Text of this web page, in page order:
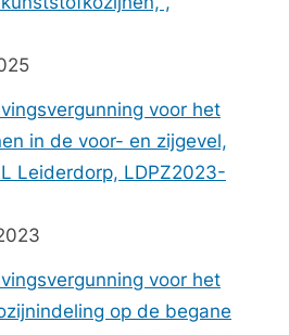
voor het
in de voor- en zijgevel,
Leiderdorp, LDPZ2023-
voor het
op de begane